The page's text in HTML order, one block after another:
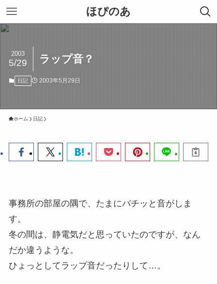
ほぴのあ
ラップ音？
2003
5/29
日記 2003年5月29日
ホーム 日記
事務所の部屋の隅で、たまにバチッと音がしま
す。
冬の間は、静電気だと思っていたのですが、なん
だか違うような。
ひょっとしてラップ音だったりして…。